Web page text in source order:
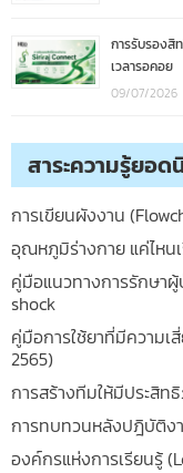
การรับรองสิ
เวลารอคอย
09/07/2026
สาระความรู้ยอด
การเขียนผังงาน
อุณหภูมิร่างกาย แค่ไหน
คู่มือแนวทางการรักษา
shock
คู่มือการใช้ยาที่มีความ
2565)
การสร้างทีมให้มีประสิท
การทบทวนหลังปฎิบัติง
องค์กรแห่งการเรียนรู้